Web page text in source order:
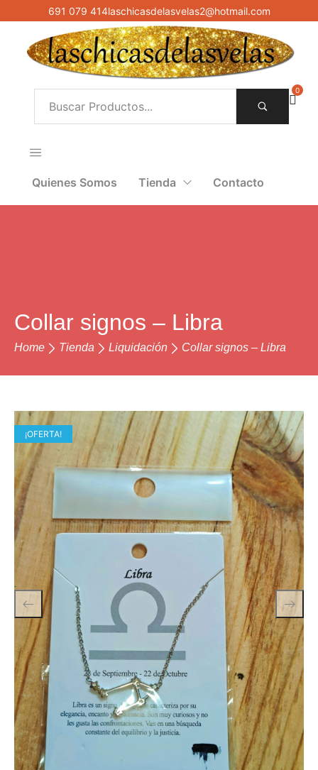
691 079 414laschicasdelasvelas2@hotmail.com
Quienes Somos Tienda Contacto
0
Collar signos – Libra
Home Tienda Liquidación Collar signos – Libra
¡OFERTA!